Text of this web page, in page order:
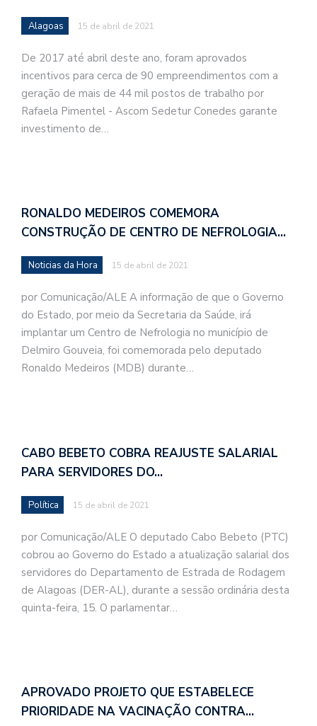
Alagoas 15 de abril de 2021
De 2017 até abril deste ano, foram aprovados
incentivos para cerca de 90 empreendimentos com a
geração de mais de 44 mil postos de trabalho por
Rafaela Pimentel - Ascom Sedetur Conedes garante
investimento de…
RONALDO MEDEIROS COMEMORA
CONSTRUÇÃO DE CENTRO DE NEFROLOGIA…
Noticias da Hora 15 de abril de 2021
por Comunicação/ALE A informação de que o Governo
do Estado, por meio da Secretaria da Saúde, irá
implantar um Centro de Nefrologia no município de
Delmiro Gouveia, foi comemorada pelo deputado
Ronaldo Medeiros (MDB) durante…
CABO BEBETO COBRA REAJUSTE SALARIAL
PARA SERVIDORES DO…
Política 15 de abril de 2021
por Comunicação/ALE O deputado Cabo Bebeto (PTC)
cobrou ao Governo do Estado a atualização salarial dos
servidores do Departamento de Estrada de Rodagem
de Alagoas (DER-AL), durante a sessão ordinária desta
quinta-feira, 15. O parlamentar…
APROVADO PROJETO QUE ESTABELECE
PRIORIDADE NA VACINAÇÃO CONTRA…